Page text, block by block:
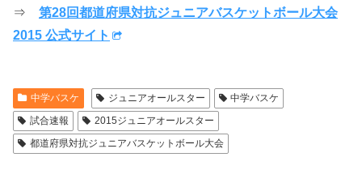
⇒ 第28回都道府県対抗ジュニアバスケットボール大会
2015 公式サイト
中学バスケ ジュニアオールスター
中学バスケ
試合速報
2015ジュニアオールスター
都道府県対抗ジュニアバスケットボール大会